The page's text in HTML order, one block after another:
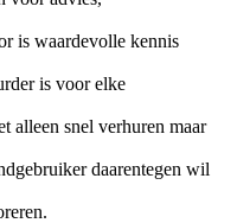
is waardevolle kennis
is voor elke
alleen snel verhuren maar
daarentegen wil